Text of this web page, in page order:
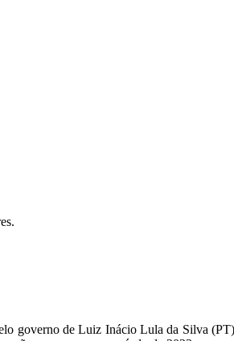
governo de Luiz Inácio Lula da Silva